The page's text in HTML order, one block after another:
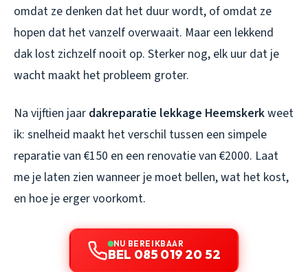
omdat ze denken dat het duur wordt, of omdat ze
hopen dat het vanzelf overwaait. Maar een lekkend
dak lost zichzelf nooit op. Sterker nog, elk uur dat je
wacht maakt het probleem groter.
Na vijftien jaar dakreparatie lekkage Heemskerkweet
ik: snelheid maakt het verschil tussen een simpele
reparatie van €150 en een renovatie van €2000. Laat
me je laten zien wanneer je moet bellen, wat het kost,
en hoe je erger voorkomt.
NU BEREIKBAAR
BEL 085 019 20 52